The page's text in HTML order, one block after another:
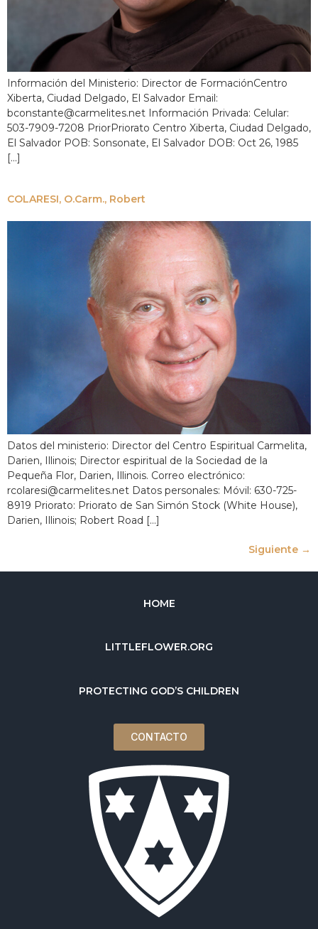
Información del Ministerio: Director de FormaciónCentro
Xiberta, Ciudad Delgado, El Salvador Email:
bconstante@carmelites.net Información Privada: Celular:
503-7909-7208 PriorPriorato Centro Xiberta, Ciudad Delgado,
El Salvador POB: Sonsonate, El Salvador DOB: Oct 26, 1985
[...]
COLARESI, O.Carm., Robert
Datos del ministerio: Director del Centro Espiritual Carmelita,
Darien, Illinois; Director espiritual de la Sociedad de la
Pequeña Flor, Darien, Illinois. Correo electrónico:
rcolaresi@carmelites.net Datos personales: Móvil: 630-725-
8919 Priorato: Priorato de San Simón Stock (White House),
Darien, Illinois; Robert Road […]
Siguiente →
HOME
LITTLEFLOWER.ORG
PROTECTING GOD’S CHILDREN
CONTACTO